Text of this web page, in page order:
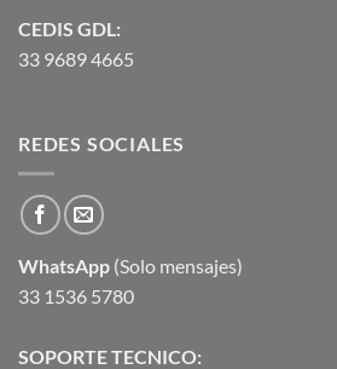
CEDIS GDL:
33 9689 4665
REDES SOCIALES
WhatsApp (Solo mensajes)
33 1536 5780
SOPORTE TECNICO: